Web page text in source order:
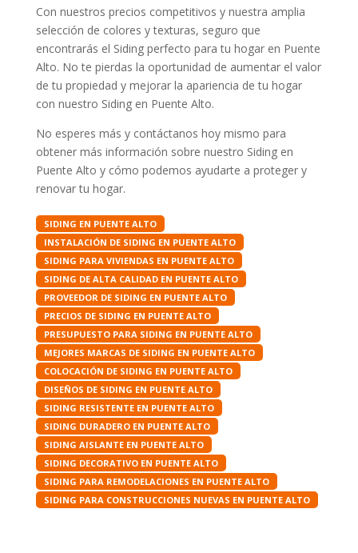
Con nuestros precios competitivos y nuestra amplia
selección de colores y texturas, seguro que
encontrarás el Siding perfecto para tu hogar en Puente
Alto. No te pierdas la oportunidad de aumentar el valor
de tu propiedad y mejorar la apariencia de tu hogar
con nuestro Siding en Puente Alto.
No esperes más y contáctanos hoy mismo para
obtener más información sobre nuestro Siding en
Puente Alto y cómo podemos ayudarte a proteger y
renovar tu hogar.
SIDING EN PUENTE ALTO
INSTALACIÓN DE SIDING EN PUENTE ALTO
SIDING PARA VIVIENDAS EN PUENTE ALTO
SIDING DE ALTA CALIDAD EN PUENTE ALTO
PROVEEDOR DE SIDING EN PUENTE ALTO
PRECIOS DE SIDING EN PUENTE ALTO
PRESUPUESTO PARA SIDING EN PUENTE ALTO
MEJORES MARCAS DE SIDING EN PUENTE ALTO
COLOCACIÓN DE SIDING EN PUENTE ALTO
DISEÑOS DE SIDING EN PUENTE ALTO
SIDING RESISTENTE EN PUENTE ALTO
SIDING DURADERO EN PUENTE ALTO
SIDING AISLANTE EN PUENTE ALTO
SIDING DECORATIVO EN PUENTE ALTO
SIDING PARA REMODELACIONES EN PUENTE ALTO
SIDING PARA CONSTRUCCIONES NUEVAS EN PUENTE ALTO